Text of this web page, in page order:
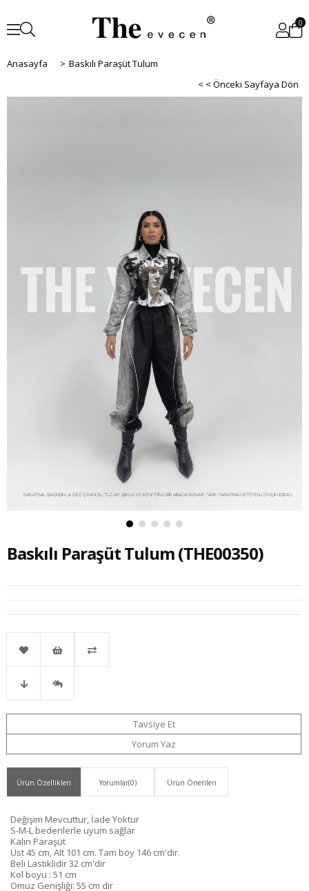
0
Anasayfa > Baskılı Paraşüt Tulum
< < Önceki Sayfaya Dön
Baskılı Paraşüt Tulum(THE00350)
Favorilere İstek
Ekle
Düşünce
Haber
Ver
Haber
Ver
Tavsiye Et
Yorum Yaz
Ürün Özellikleri Yorumlar(0) Ürün Önerileri
Değişim Mevcuttur, İade Yoktur
S-M-L bedenlerle uyum sağlar
Kalın Paraşüt
Üst 45 cm, Alt 101 cm. Tam boy 146 cm'dir.
Beli Lastiklidir 32 cm'dir
Kol boyu : 51 cm
Omuz Genişliği: 55 cm dir